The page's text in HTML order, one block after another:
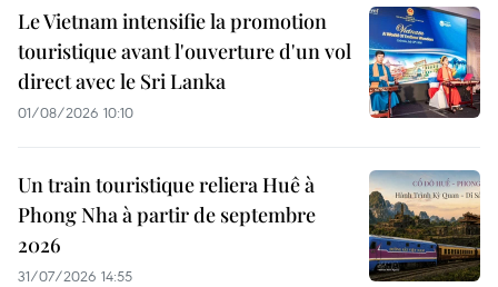
Le Vietnam intensifie la promotion
touristique avant l'ouverture d'un vol
direct avec le Sri Lanka
01/08/2026 10:10
Un train touristique reliera Huê à
Phong Nha à partir de septembre
2026
31/07/2026 14:55